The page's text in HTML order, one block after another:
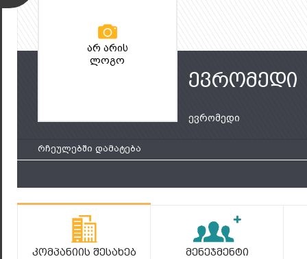
არ არის
ლოგო
ევრომედი
ევრომედი
რჩეულებში დამატება
Კომპანიის Შესახებ Მენეჯმენტი